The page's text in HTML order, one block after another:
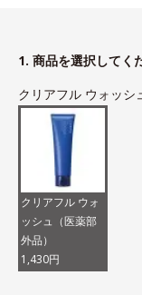
1. 商品を選択してく
クリアフル ウォッシ
クリアフル ウォ
ッシュ（医薬部
外品）
1,430円